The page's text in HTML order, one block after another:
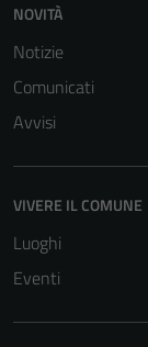
NOVITÀ
Notizie
Comunicati
Avvisi
VIVERE IL COMUNE
Luoghi
Eventi